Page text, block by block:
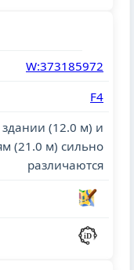
W:373185972
F4
(12.0 м) и
(21.0 м) сильно
различаются